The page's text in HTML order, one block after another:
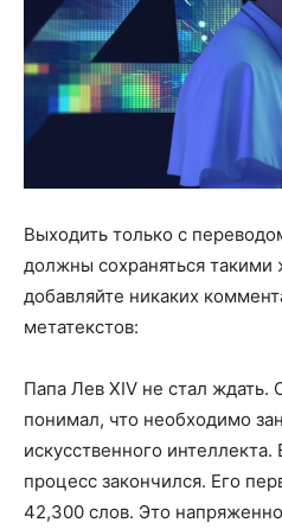
Выходить только с
должны сохраняться такими
добавляйте никаких
метатекстов:
Папа Лев XIV не стал ждать.
понимал, что необходимо
искусственного
процесс закончился. Его
42,300 слов. Это